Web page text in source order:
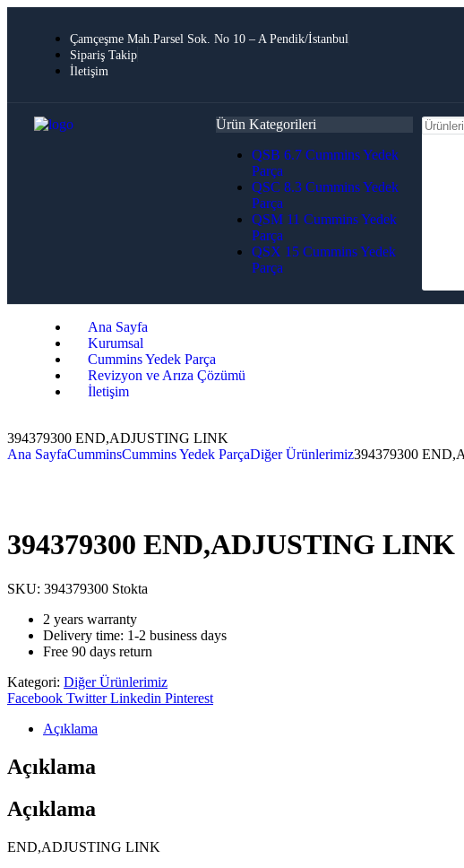
Çamçeşme Mah.Parsel Sok. No 10 – A Pendik/İstanbul
Sipariş Takip
İletişim
Ürün Kategorileri
QSB 6.7 Cummins Yedek
Parça
QSC 8.3 Cummins Yedek
Parça
QSM 11 Cummins Yedek
Parça
QSX 15 Cummins Yedek
Parça
Ana Sayfa
Kurumsal
Cummins Yedek Parça
Revizyon ve Arıza Çözümü
İletişim
394379300 END,ADJUSTING LINK
Ana SayfaCumminsCummins Yedek ParçaDiğer Ürünlerimiz394379300
394379300 END,ADJUSTING LINK
SKU: 394379300 Stokta
2 years warranty
Delivery time: 1-2 business days
Free 90 days return
Kategori: Diğer Ürünlerimiz
Facebook Twitter Linkedin Pinterest
Açıklama
Açıklama
Açıklama
END,ADJUSTING LINK